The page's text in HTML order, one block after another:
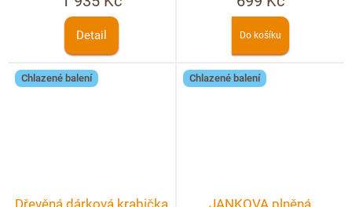
personalizace
Detail Do košíku
Chlazené balení
Dřevěná dárková krabička
Chlazené balení
JANKOVA plněná